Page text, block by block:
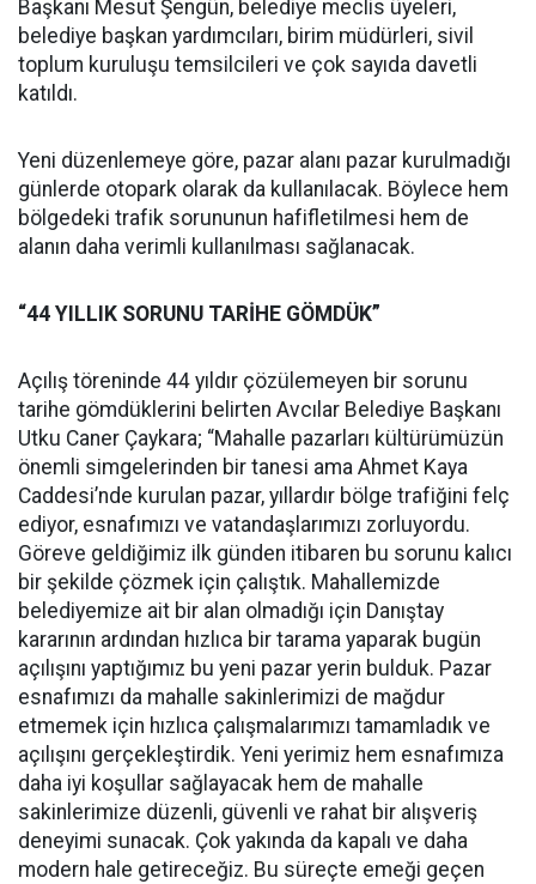
Başkanı Mesut Şengün, belediye meclis üyeleri,
belediye başkan yardımcıları, birim müdürleri, sivil
toplum kuruluşu temsilcileri ve çok sayıda davetli
katıldı.
Yeni düzenlemeye göre, pazar alanı pazar kurulmadığı
günlerde otopark olarak da kullanılacak. Böylece hem
bölgedeki trafik sorununun hafifletilmesi hem de
alanın daha verimli kullanılması sağlanacak.
“44 YILLIK SORUNU TARİHE GÖMDÜK”
Açılış töreninde 44 yıldır çözülemeyen bir sorunu
tarihe gömdüklerini belirten Avcılar Belediye Başkanı
Utku Caner Çaykara; “Mahalle pazarları kültürümüzün
önemli simgelerinden bir tanesi ama Ahmet Kaya
Caddesi’nde kurulan pazar, yıllardır bölge trafiğini felç
ediyor, esnafımızı ve vatandaşlarımızı zorluyordu.
Göreve geldiğimiz ilk günden itibaren bu sorunu kalıcı
bir şekilde çözmek için çalıştık. Mahallemizde
belediyemize ait bir alan olmadığı için Danıştay
kararının ardından hızlıca bir tarama yaparak bugün
açılışını yaptığımız bu yeni pazar yerin bulduk. Pazar
esnafımızı da mahalle sakinlerimizi de mağdur
etmemek için hızlıca çalışmalarımızı tamamladık ve
açılışını gerçekleştirdik. Yeni yerimiz hem esnafımıza
daha iyi koşullar sağlayacak hem de mahalle
sakinlerimize düzenli, güvenli ve rahat bir alışveriş
deneyimi sunacak. Çok yakında da kapalı ve daha
modern hale getireceğiz. Bu süreçte emeği geçen